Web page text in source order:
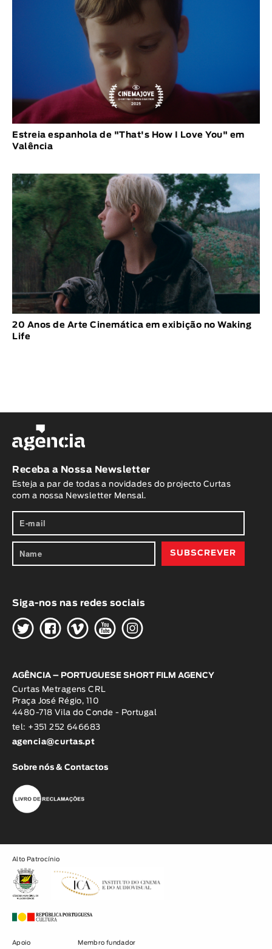
Estreia espanhola de "That's How I Love You" em
Valência
20 Anos de Arte Cinemática em exibição no Waking
Life
Receba a Nossa Newsletter
Esteja a par de todas a novidades do projecto Curtas
com a nossa Newsletter Mensal.
Siga-nos nas redes sociais
HGWOK
AGÊNCIA – PORTUGUESE SHORT FILM AGENCY
Curtas Metragens CRL
Praça José Régio, 110
4480-718 Vila do Conde - Portugal
tel: +351 252 646683
agencia@curtas.pt
Sobre nós & Contactos
Alto Patrocínio
Apoio Membro fundador